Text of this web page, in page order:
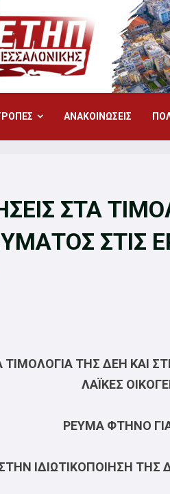
ΑΝΑΚΟΙΝΩΣΕΙΣ
ΣΤΑ
ΣΤΙΣ
ΤΙΜΟΛΟΓΙΑ ΤΗΣ ΔΕΗ ΚΑΙ
ΛΑΪΚΕΣ
ΡΕΥΜΑ ΦΤΗΝΟ
ΙΔΙΩΤΙΚΟΠΟΙΗΣΗ ΤΗΣ